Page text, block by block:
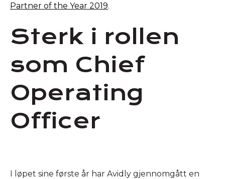
Partner of the Year 2019.
Sterk i rollen
som Chief
Operating
Officer
I løpet sine første år har Avidly gjennomgått en